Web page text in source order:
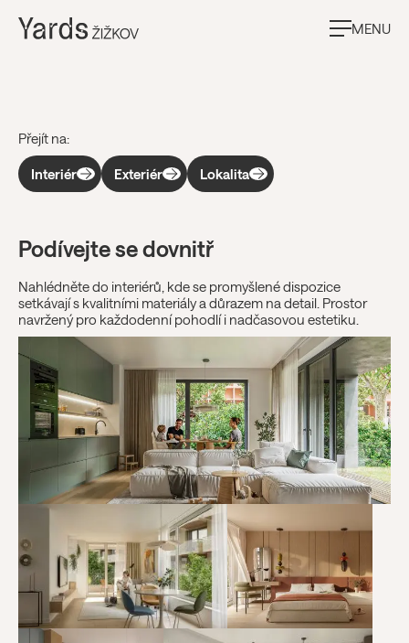
MENU
Galerie
Přejít na:
Interiér Exteriér Lokalita
Podívejte se dovnitř
Nahlédněte do interiérů, kde se promyšlené dispozice
setkávají s kvalitními materiály a důrazem na detail. Prostor
navržený pro každodenní pohodlí i nadčasovou estetiku.